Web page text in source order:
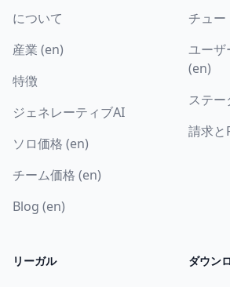
について
産業 (en)
特徴
ジェネレーティブAI
ソロ価格 (en)
チーム価格 (en)
Blog (en)
チュ
ユーザ
(en)
ステー
請求と
リーガル ダウン